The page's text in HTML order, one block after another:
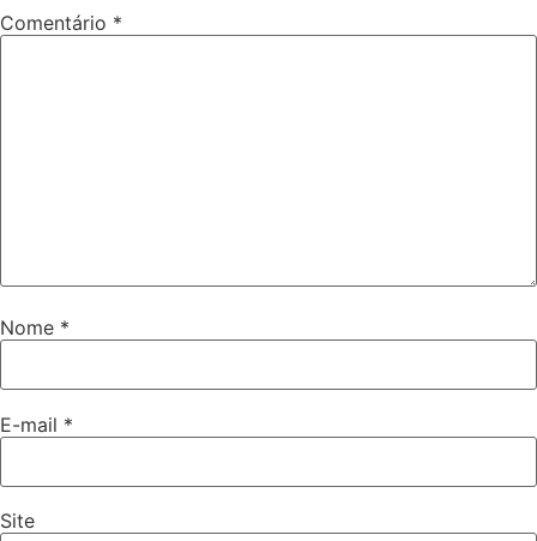
Comentário *
Nome *
E-mail *
Site